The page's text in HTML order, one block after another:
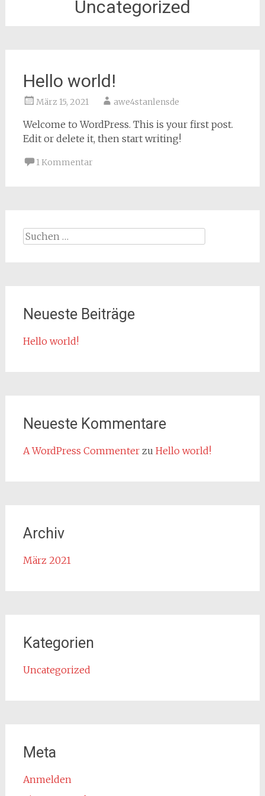
Uncategorized
Hello world!
März 15, 2021 awe4stanlensde
Welcome to WordPress. This is your first post.
Edit or delete it, then start writing!
1 Kommentar
Suchen
Neueste Beiträge
Hello world!
Neueste Kommentare
A WordPress Commenterzu Hello world!
Archiv
März 2021
Kategorien
Uncategorized
Meta
Anmelden